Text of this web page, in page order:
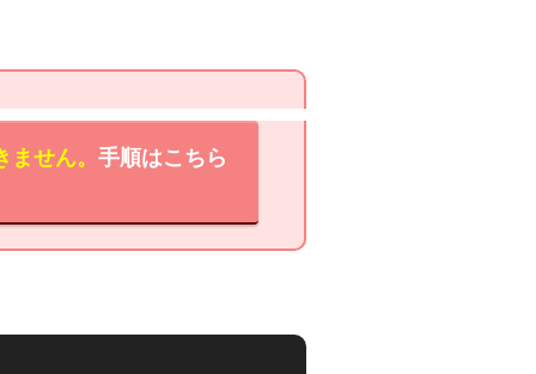
せん。 手順はこちら